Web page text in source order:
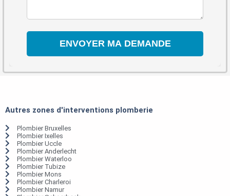
Autres zones d'interventions plomberie
Plombier Bruxelles
Plombier Ixelles
Plombier Uccle
Plombier Anderlecht
Plombier Waterloo
Plombier Tubize
Plombier Mons
Plombier Charleroi
Plombier Namur